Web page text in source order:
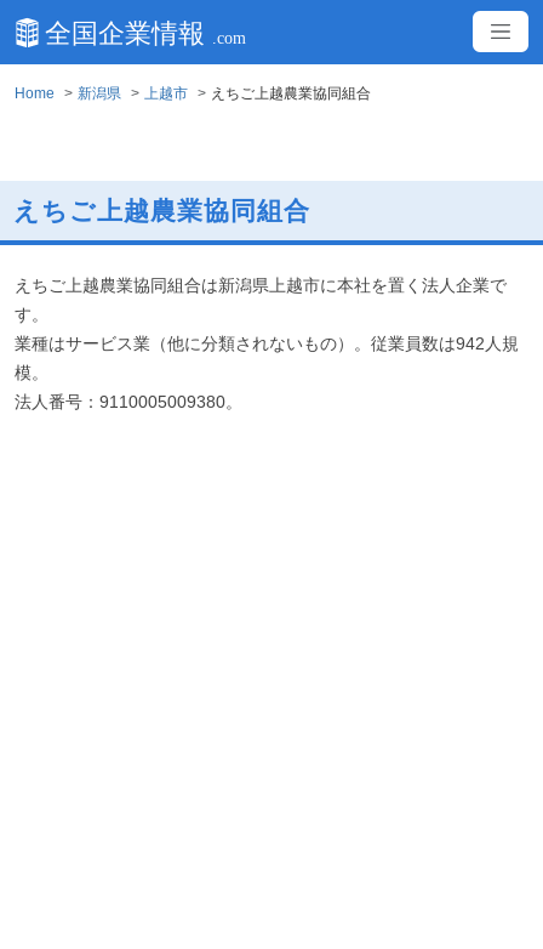
Home 新潟県 上越市 えちご上越農業協同組合
えちご上越農業協同組合
えちご上越農業協同組合は新潟県上越市に本社を置く法人企業で
す。
業種はサービス業（他に分類されないもの）。従業員数は942人規
模。
法人番号：9110005009380。